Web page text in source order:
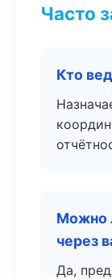
Часто
Кто
Можно
через
Да,